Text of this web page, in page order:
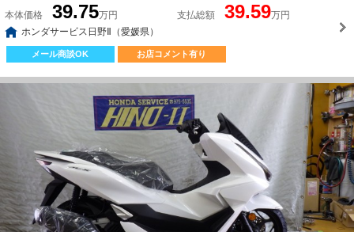
本体価格 39.75万円 支払総額 39.59万円
ホンダサービス日野Ⅱ（愛媛県）
メール商談OK お店コメント有り